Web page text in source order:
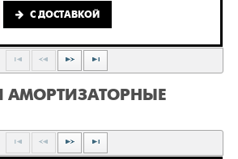
C ДОСТАВКОЙ